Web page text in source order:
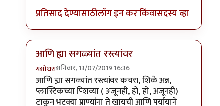
प्रतिसाद देण्यासाठीलॉग इन कराकिंवासदस्य व्हा
आणि ह्या सगळ्यांत रस्त्यांवर
यशोधराशनिवार, 13/07/2019 16:36
In reply toवैताग आहे नुसता...byज्ञानोबाचे पैजार
आणि ह्या सगळ्यांत रस्त्यांवर कचरा, शिळे अन्न,
प्लास्टिकच्या पिशव्या ( अजूनही, हो, हो, अजूनही)
टाकून भटक्या प्राण्यांना ते खायची आणि पर्यायाने